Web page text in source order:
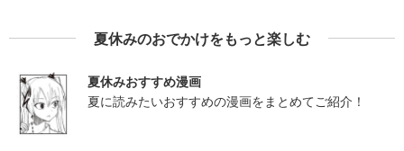
夏休みのおでかけをもっと楽しむ
夏休みおすすめ漫画
夏に読みたいおすすめの漫画をまとめてご紹介！